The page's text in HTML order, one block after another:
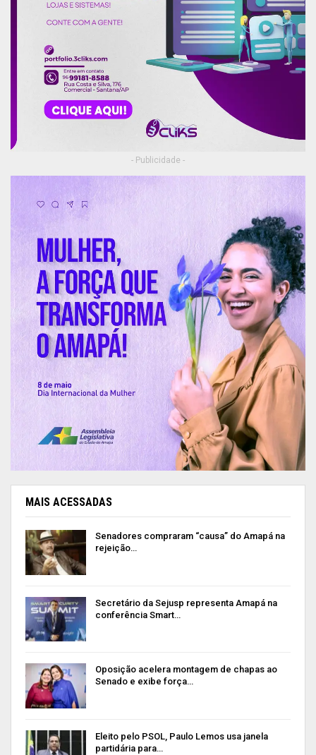
- Publicidade -
MAIS ACESSADAS
Senadores compraram “causa” do Amapá na
rejeição…
Secretário da Sejusp representa Amapá na
conferência Smart…
Oposição acelera montagem de chapas ao
Senado e exibe força…
Eleito pelo PSOL, Paulo Lemos usa janela
partidária para…